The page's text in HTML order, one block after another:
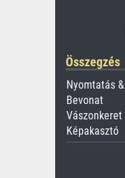
Összegzés
Nyomtatás
Bevonat
Vászonkeret
Képakasztó